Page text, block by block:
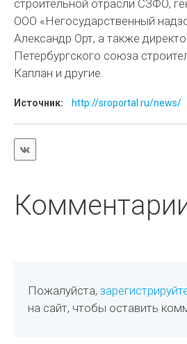
строительной отрасли СЗФО,
ООО «Негосударственный
Александр Орт, а также
Петербургского союза
Каплан и другие.
Источник: http://sroportal.ru/news/
Пожалуйста,
на сайт, чтобы оставить